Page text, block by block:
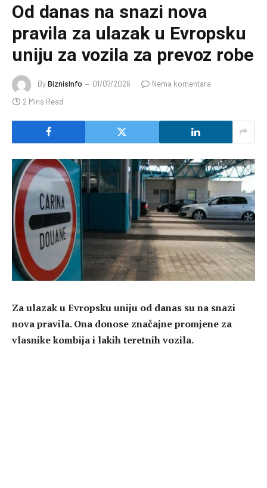
Od danas na snazi nova
pravila za ulazak u Evropsku
uniju za vozila za prevoz robe
ByBiznisInfo 01/07/2026
Nema komentara
2 Mins Read
Za ulazak u Evropsku uniju od danas su na snazi
nova pravila. Ona donose značajne promjene za
vlasnike kombija i lakih teretnih vozila.